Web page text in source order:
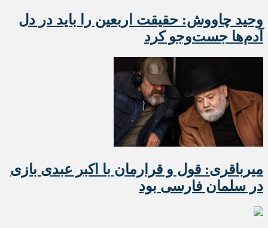
وحید چاووش: حقیقت اربعین را باید در دل
آدم‌ها جست‌وجو کرد
میرباقری: قول و قرارمان با اکبر عبدی بازی
در سلمان فارسی بود